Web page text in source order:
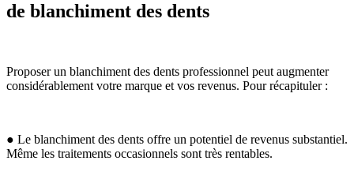
de blanchiment des dents
Proposer un blanchiment des dents professionnel peut augmenter
considérablement votre marque et vos revenus. Pour récapituler :
● Le blanchiment des dents offre un potentiel de revenus substantiel.
Même les traitements occasionnels sont très rentables.